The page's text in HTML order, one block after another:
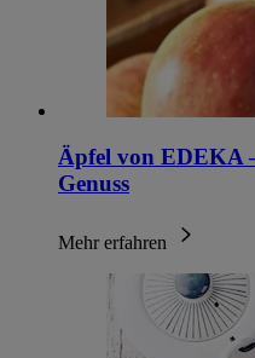
Äpfel von EDEKA
Genuss
Mehr erfahren